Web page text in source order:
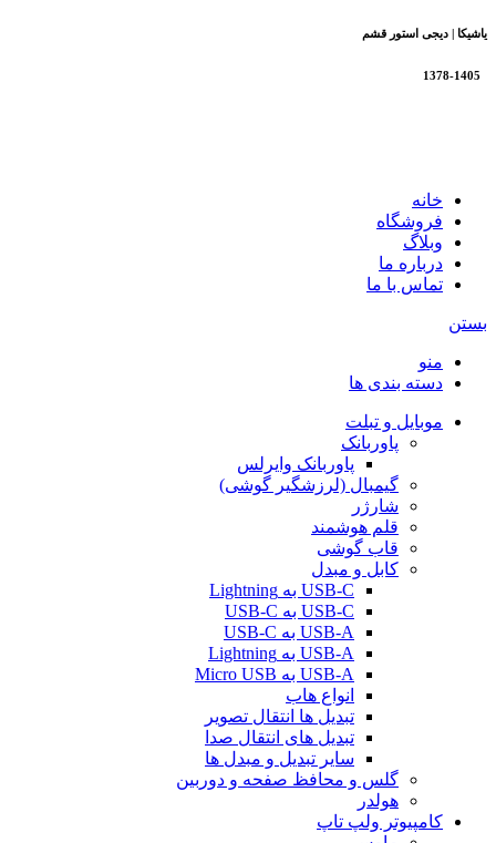
یاشیکا | دیجی استور قشم
خانه
فروشگاه
وبلاگ
درباره ما
تماس با ما
بستن
منو
دسته بندی ها
موبایل و تبلت
پاوربانک
پاوربانک وایرلس
گیمبال (لرزشگیر گوشی)
شارژر
قلم هوشمند
قاب گوشی
کابل و مبدل
USB-C به Lightning
USB-C به USB-C
USB-A به USB-C
USB-A به Lightning
USB-A به Micro USB
انواع هاب
تبدیل ها انتقال تصویر
تبدیل های انتقال صدا
سایر تبدیل و مبدل ها
گلس و محافظ صفحه و دوربین
هولدر
کامپیوتر ولپ تاپ